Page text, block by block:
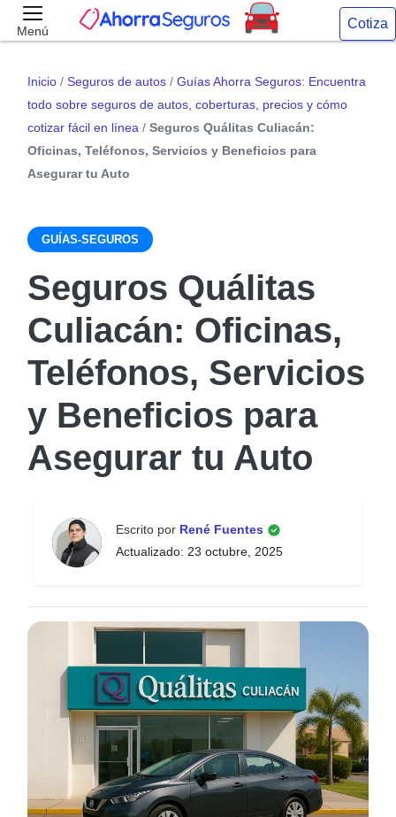
Menú Cotiza
Inicio / Seguros de autos / Guías Ahorra Seguros: Encuentra
todo sobre seguros de autos, coberturas, precios y cómo
cotizar fácil en línea / Seguros Quálitas Culiacán:
Oficinas, Teléfonos, Servicios y Beneficios para
Asegurar tu Auto
GUÍAS-SEGUROS
Seguros Quálitas
Culiacán: Oficinas,
Teléfonos, Servicios
y Beneficios para
Asegurar tu Auto
Escrito por René Fuentes
Actualizado: 23 octubre, 2025